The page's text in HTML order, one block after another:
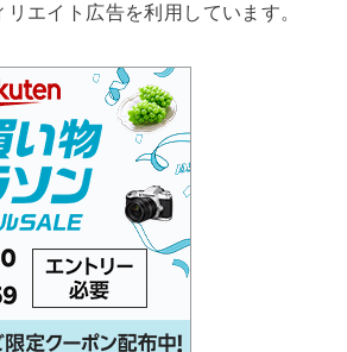
エイト広告を利用しています。